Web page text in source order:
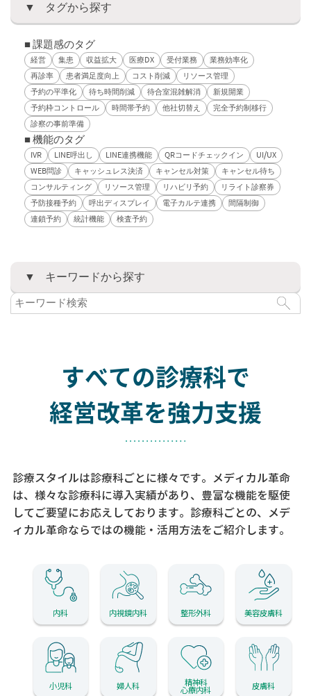
タグから探す
■ 課題感のタグ
経営 集患 収益拡大 医療DX 受付業務
業務効率化
再診率
患者満足度向上 コスト削減
リソース管理
予約の平準化
待ち時間削減 待合室混雑解消
新規開業
予約枠コントロール
時間帯予約 他社切替え
完全予約制移行
診察の事前準備
■ 機能のタグ
IVR LINE呼出し LINE連携機能 QRコードチェックイン
UI/UX
WEB問診
キャッシュレス決済 キャンセル対策
キャンセル待ち
コンサルティング
リソース管理 リハビリ予約
リライト診察券
予防接種予約
呼出ディスプレイ 電子カルテ連携
間隔制御
連鎖予約
統計機能 検査予約
キーワードから探す
すべての診療科で
経営改革を強力支援
診療スタイルは診療科ごとに様々です。メディカル革命
は、様々な診療科に導入実績があり、 豊富な機能を駆使
してご要望にお応えしております。 診療科ごとの、メデ
ィカル革命ならではの機能・活用方法をご紹介します。
内科 内視鏡内科 整形外科 美容皮膚科
小児科 婦人科 精神科
心療内科 皮膚科